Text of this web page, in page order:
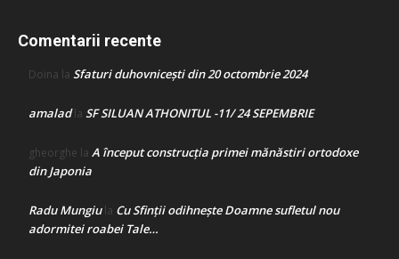
Comentarii recente
Doina la Sfaturi duhovnicești din 20 octombrie 2024
amaladla SF SILUAN ATHONITUL -11/ 24 SEPEMBRIE
gheorghe la A început construcţia primei mănăstiri ortodoxe
din Japonia
Radu Mungiula Cu Sfinții odihnește Doamne sufletul nou
adormitei roabei Tale…